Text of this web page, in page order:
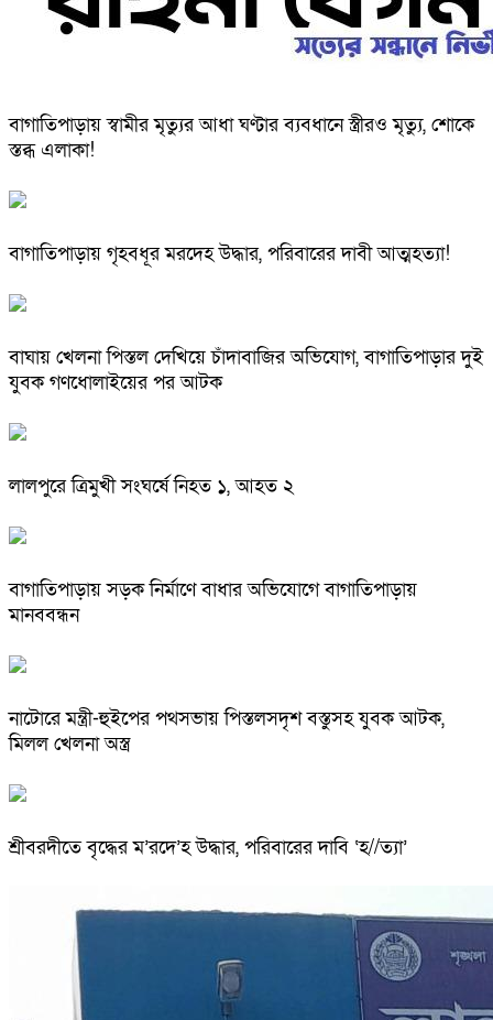
বাগাতিপাড়ায় স্বামীর মৃত্যুর আধা ঘণ্টার ব্যবধানে স্ত্রীরও মৃত্যু, শোকে
স্তব্ধ এলাকা!
বাগাতিপাড়ায় গৃহবধূর মরদেহ উদ্ধার, পরিবারের দাবী আত্মহত্যা!
বাঘায় খেলনা পিস্তল দেখিয়ে চাঁদাবাজির অভিযোগ, বাগাতিপাড়ার দুই
যুবক গণধোলাইয়ের পর আটক
লালপুরে ত্রিমুখী সংঘর্ষে নিহত ১, আহত ২
বাগাতিপাড়ায় সড়ক নির্মাণে বাধার অভিযোগে বাগাতিপাড়ায়
মানববন্ধন
নাটোরে মন্ত্রী-হুইপের পথসভায় পিস্তলসদৃশ বস্তুসহ যুবক আটক,
মিলল খেলনা অস্ত্র
শ্রীবরদীতে বৃদ্ধের ম’রদে’হ উদ্ধার, পরিবারের দাবি ‘হ//ত্যা’